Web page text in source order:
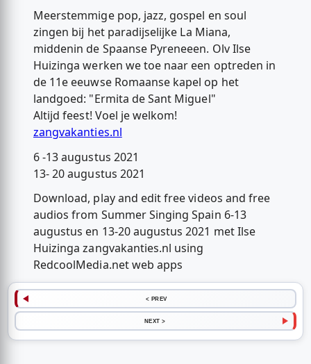
Meerstemmige pop, jazz, gospel en soul
zingen bij het paradijselijke La Miana,
middenin de Spaanse Pyreneeen. Olv Ilse
Huizinga werken we toe naar een optreden in
de 11e eeuwse Romaanse kapel op het
landgoed: "Ermita de Sant Miguel"
Altijd feest! Voel je welkom!
zangvakanties.nl
6 -13 augustus 2021
13- 20 augustus 2021
Download, play and edit free videos and free
audios from Summer Singing Spain 6-13
augustus en 13-20 augustus 2021 met Ilse
Huizinga zangvakanties.nl using
RedcoolMedia.net web apps
< PREV
NEXT >